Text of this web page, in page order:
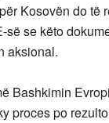
Kosovën do
se këto
aksional.
Bashkimin
proces po